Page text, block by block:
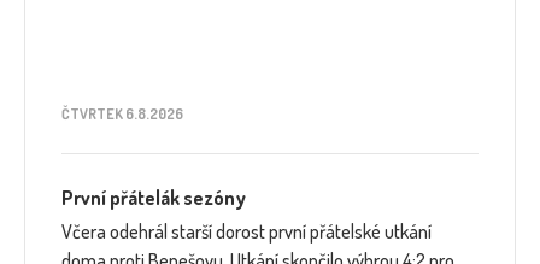
ČTVRTEK 6.8.2026
První přátelák sezóny
Včera odehrál starší dorost první přátelské utkání